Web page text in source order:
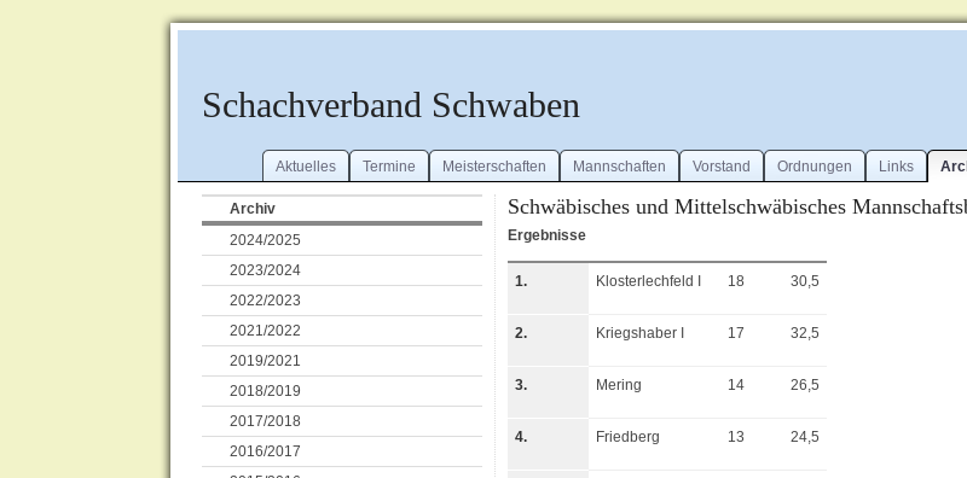
Schachverband Schwaben
Aktuelles Termine Meisterschaften Mannschaften Vorstand Ordnungen Links
Archiv
2024/2025
2023/2024
2022/2023
2021/2022
2019/2021
2018/2019
2017/2018
2016/2017
Schwäbisches und Mittelschwäbisches
Ergebnisse
1. Klosterlechfeld I 18 30,5
2. Kriegshaber I 17 32,5
3. Mering 14 26,5
4. Friedberg 13 24,5